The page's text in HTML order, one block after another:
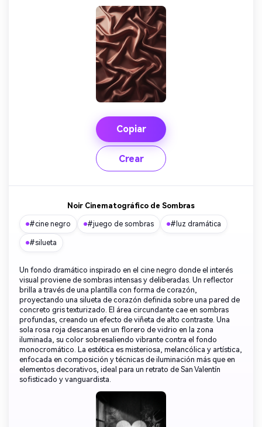
Copiar
Crear
Noir Cinematográfico de Sombras
#cine negro #juego de sombras #luz dramática
#silueta
Un fondo dramático inspirado en el cine negro donde el interés
visual proviene de sombras intensas y deliberadas. Un reflector
brilla a través de una plantilla con forma de corazón,
proyectando una silueta de corazón definida sobre una pared de
concreto gris texturizado. El área circundante cae en sombras
profundas, creando un efecto de viñeta de alto contraste. Una
sola rosa roja descansa en un florero de vidrio en la zona
iluminada, su color sobresaliendo vibrante contra el fondo
monocromático. La estética es misteriosa, melancólica y artística,
enfocada en composición y técnicas de iluminación más que en
elementos decorativos, ideal para un retrato de San Valentín
sofisticado y vanguardista.